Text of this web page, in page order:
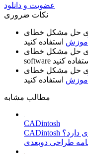
عضویت و دانلود
نکات ضروری
آموزش
software
آموزش
مطالب مشابه
CADintosh
CADintosh چیست و چه کاربردی دارد؟ CADintosh یک